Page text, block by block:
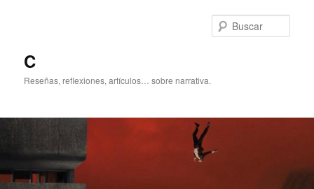
C
Reseñas, reflexiones, artículos… sobre narrativa.